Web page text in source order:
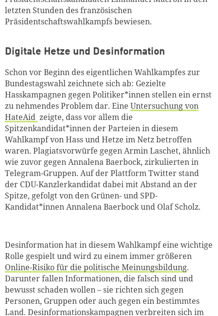
letzten Stunden des französischen
Präsidentschaftswahlkampfs bewiesen.
Digitale Hetze und Desinformation
Schon vor Beginn des eigentlichen Wahlkampfes zur
Bundestagswahl zeichnete sich ab: Gezielte
Hasskampagnen gegen Politiker*innen stellen ein ernst
zu nehmendes Problem dar. Eine Untersuchung von
HateAid zeigte, dass vor allem die
Spitzenkandidat*innen der Parteien in diesem
Wahlkampf von Hass und Hetze im Netz betroffen
waren. Plagiatsvorwürfe gegen Armin Laschet, ähnlich
wie zuvor gegen Annalena Baerbock, zirkulierten in
Telegram-Gruppen. Auf der Plattform Twitter stand
der CDU-Kanzlerkandidat dabei mit Abstand an der
Spitze, gefolgt von den Grünen- und SPD-
Kandidat*innen Annalena Baerbock und Olaf Scholz.
Desinformation hat in diesem Wahlkampf eine wichtige
Rolle gespielt und wird zu einem immer größeren
Online-Risiko für die politische Meinungsbildung.
Darunter fallen Informationen, die falsch sind und
bewusst schaden wollen – sie richten sich gegen
Personen, Gruppen oder auch gegen ein bestimmtes
Land. Desinformationskampagnen verbreiten sich im